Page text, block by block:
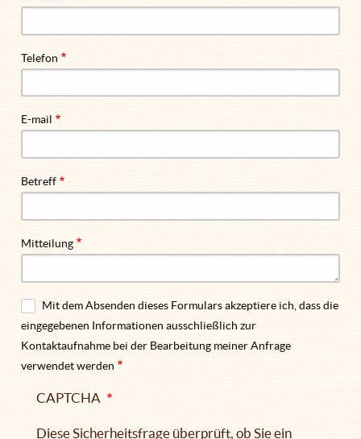
Telefon
E-mail
Betreff
Mitteilung
Mit dem Absenden dieses Formulars akzeptiere ich, dass die
eingegebenen Informationen ausschließlich zur
Kontaktaufnahme bei der Bearbeitung meiner Anfrage
verwendet werden
CAPTCHA
Diese Sicherheitsfrage überprüft, ob Sie ein